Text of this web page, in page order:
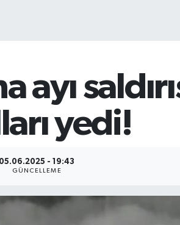
ayı
yedi!
05.06.2025 - 19:43
GÜNCELLEME